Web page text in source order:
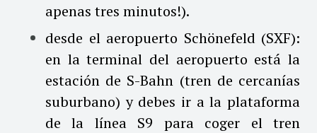
apenas tres minutos!).
desde el aeropuerto Schönefeld (SXF):
en la terminal del aeropuerto está la
estación de S-Bahn (tren de cercanías
suburbano) y debes ir a la plataforma
de la línea S9 para coger el tren